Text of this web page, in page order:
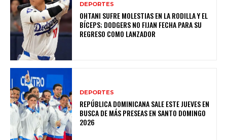
DEPORTES
OHTANI SUFRE MOLESTIAS EN LA RODILLA Y EL
BÍCEPS; DODGERS NO FIJAN FECHA PARA SU
REGRESO COMO LANZADOR
DEPORTES
REPÚBLICA DOMINICANA SALE ESTE JUEVES EN
BUSCA DE MÁS PRESEAS EN SANTO DOMINGO
2026